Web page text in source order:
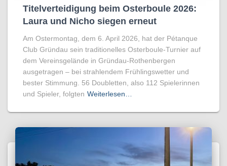
Titelverteidigung beim Osterboule 2026:
Laura und Nicho siegen erneut
Am Ostermontag, dem 6. April 2026, hat der Pétanque
Club Gründau sein traditionelles Osterboule-Turnier auf
dem Vereinsgelände in Gründau-Rothenbergen
ausgetragen – bei strahlendem Frühlingswetter und
bester Stimmung. 56 Doubletten, also 112 Spielerinnen
und Spieler, folgten Weiterlesen…